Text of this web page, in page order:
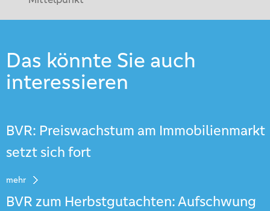
Das könnte Sie auch
interessieren
BVR: Preiswachstum am Immobilienmarkt
setzt sich fort
mehr
BVR zum Herbstgutachten: Aufschwung